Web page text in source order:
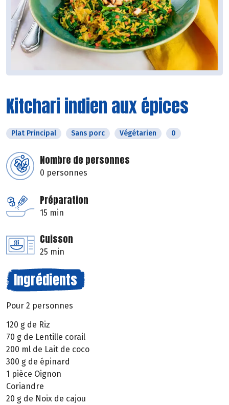
Kitchari indien aux épices
Plat Principal Sans porc Végétarien 0
Nombre de personnes
0 personnes
Préparation
15 min
Cuisson
25 min
Ingrédients
Pour 2 personnes
120 g de Riz
70 g de Lentille corail
200 ml de Lait de coco
300 g de épinard
1 pièce Oignon
Coriandre
20 g de Noix de cajou